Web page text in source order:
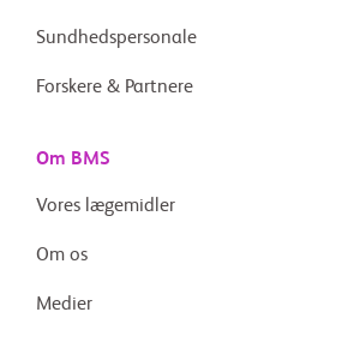
Sundhedspersonale
Forskere & Partnere
Om BMS
Vores lægemidler
Om os
Medier